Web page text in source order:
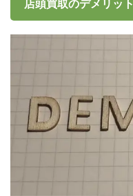
店頭買取のデメリット